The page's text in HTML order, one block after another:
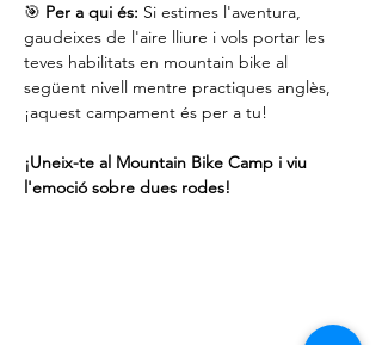
🎯 Per a qui és: Si estimes l'aventura,
gaudeixes de l'aire lliure i vols portar les
teves habilitats en mountain bike al
següent nivell mentre practiques anglès,
¡aquest campament és per a tu!
¡Uneix-te al Mountain Bike Camp i viu
l'emoció sobre dues rodes!